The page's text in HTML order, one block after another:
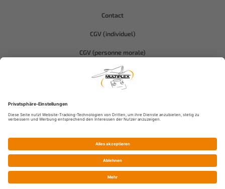
Contact
CGV (individuel)
CGV (personne morale)
Protection des données
Compliance-Hitec